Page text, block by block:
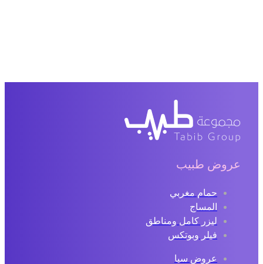
عروض طبيب
حمام مغربي
المساج
ليزر كامل ومناطق
فيلر وبوتكس
عروض سبا